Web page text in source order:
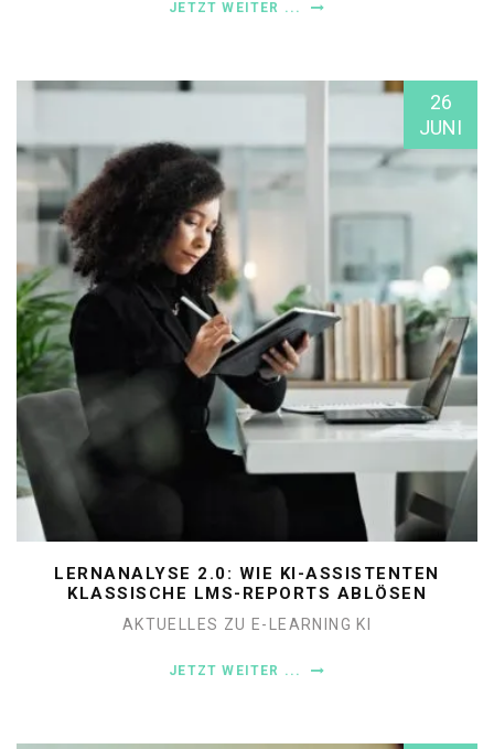
JETZT WEITER ...
26
JUNI
LERNANALYSE 2.0: WIE KI-ASSISTENTEN
KLASSISCHE LMS-REPORTS ABLÖSEN
AKTUELLES ZU E-LEARNING KI
JETZT WEITER ...